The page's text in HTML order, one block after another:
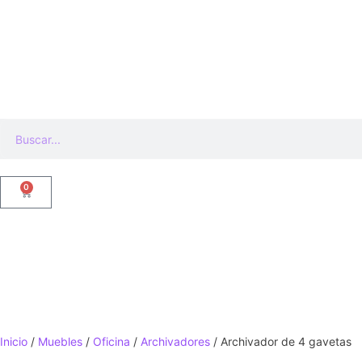
0
Inicio / Muebles / Oficina / Archivadores / Archivador de 4 gavetas